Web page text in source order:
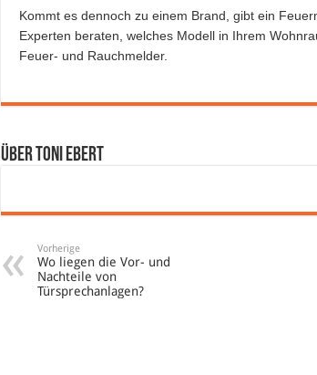
Kommt es dennoch zu einem Brand, gibt ein
Experten beraten, welches Modell in Ihrem
Feuer- und Rauchmelder.
Über Toni Ebert
Vorherige
Wo liegen die Vor- und
Nachteile von
Türsprechanlagen?